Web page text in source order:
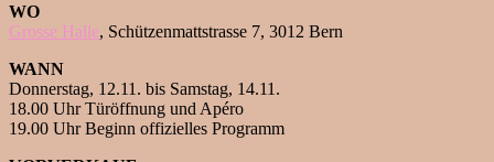
WO
Grosse Halle, Schützenmattstrasse 7, 3012 Bern
WANN
Donnerstag, 12.11. bis Samstag, 14.11.
18.00 Uhr Türöffnung und Apéro
19.00 Uhr Beginn offizielles Programm